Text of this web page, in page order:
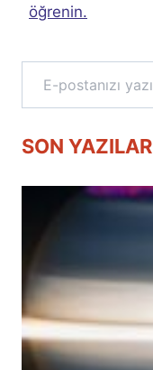
öğrenin.
E-postanızı yazın…
SON YAZILAR